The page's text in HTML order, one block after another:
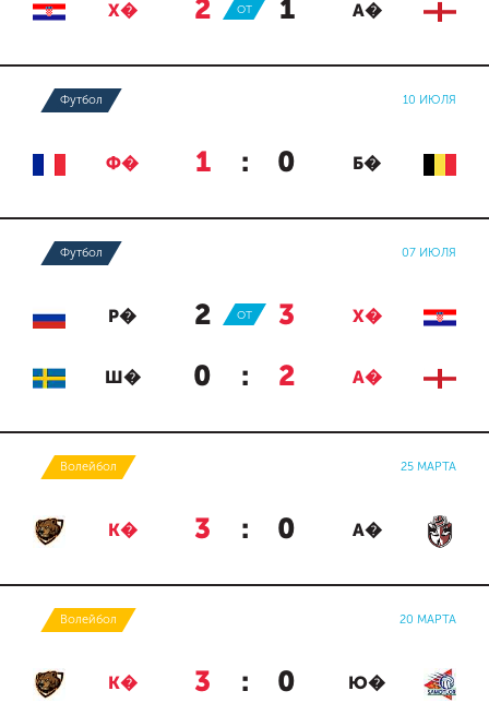
Х� 2 : 1 А�
ОТ
Футбол 10 ИЮЛЯ
Ф� 1 : 0 Б�
Футбол 07 ИЮЛЯ
Р� 2 : 3 Х�
ОТ
Ш� 0 : 2 А�
Волейбол 25 МАРТА
К� 3 : 0 А�
Волейбол 20 МАРТА
К� 3 : 0 Ю�